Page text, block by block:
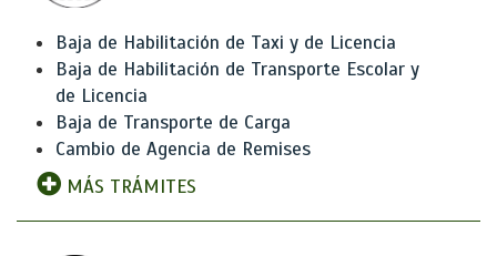
Baja de Habilitación de Taxi y de Licencia
Baja de Habilitación de Transporte Escolar y
de Licencia
Baja de Transporte de Carga
Cambio de Agencia de Remises
MÁS TRÁMITES